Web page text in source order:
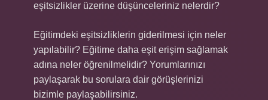
eşitsizlikler üzerine düşünceleriniz nelerdir?
Eğitimdeki eşitsizliklerin giderilmesi için neler
yapılabilir? Eğitime daha eşit erişim sağlamak
adına neler öğrenilmelidir? Yorumlarınızı
paylaşarak bu sorulara dair görüşlerinizi
bizimle paylaşabilirsiniz.